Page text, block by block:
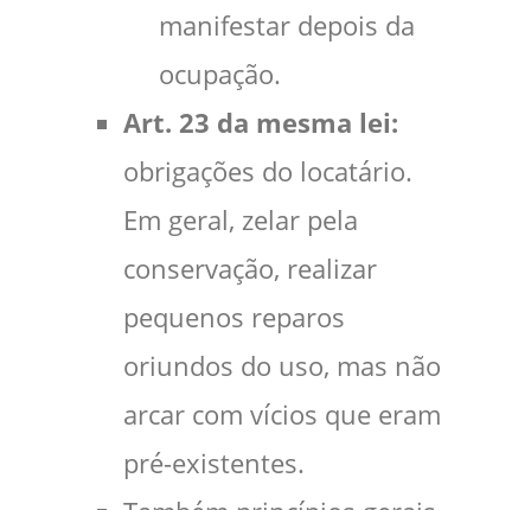
manifestar depois da
ocupação.
Art. 23 da mesma lei:
obrigações do locatário.
Em geral, zelar pela
conservação, realizar
pequenos reparos
oriundos do uso, mas não
arcar com vícios que eram
pré-existentes.